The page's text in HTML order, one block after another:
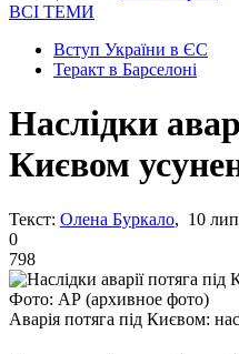
ВСІ ТЕМИ
Вступ України в ЄС
Теракт в Барселоні
Наслідки
Києвом
Текст: Олена Буркало, 10
0
798
Фото: АР (архивное фото)
Аварія потяга під Києвом: